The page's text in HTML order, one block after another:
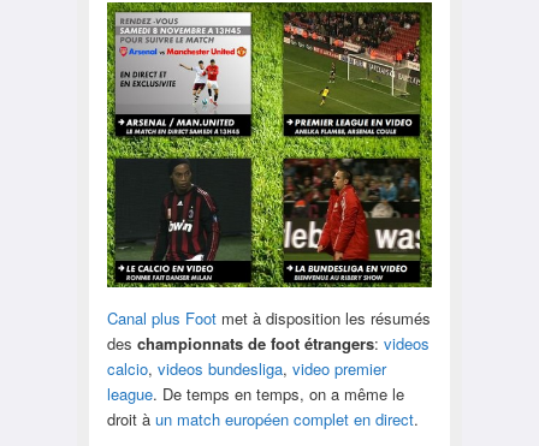
Canal plus Footmet à disposition les résumés
des championnats de foot étrangers: videos
calcio, videos bundesliga, video premier
league. De temps en temps, on a même le
droit à un match européen complet en direct.